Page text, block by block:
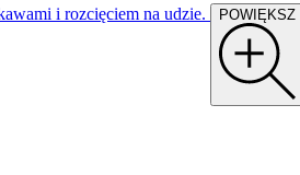
POWIĘKSZ